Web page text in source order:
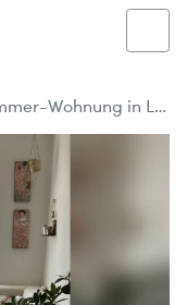
Charmante 2-Zimmer-Wohnung in Leipzig Altwest